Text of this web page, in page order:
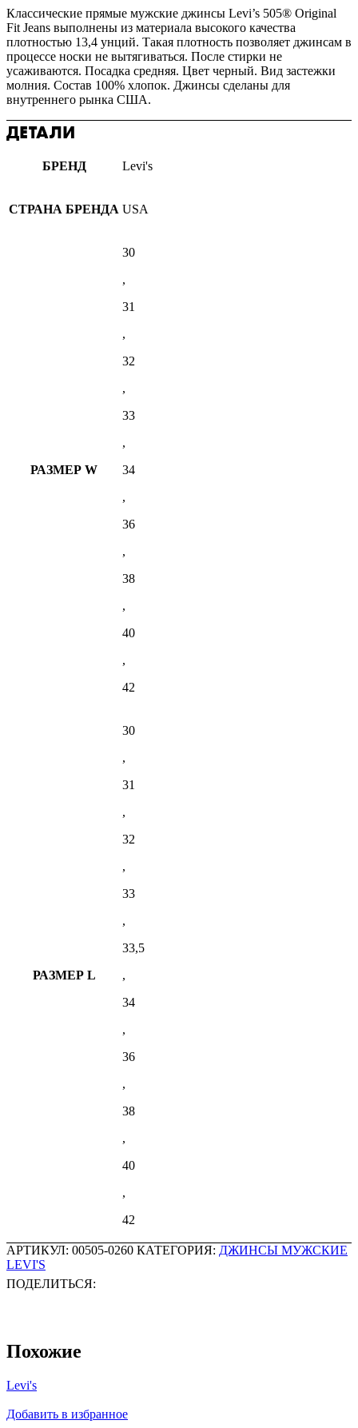
Классические прямые мужские джинсы Levi’s 505® Original
Fit Jeans выполнены из материала высокого качества
плотностью 13,4 унций. Такая плотность позволяет джинсам в
процессе носки не вытягиваться. После стирки не
усаживаются. Посадка средняя. Цвет черный. Вид застежки
молния. Состав 100% хлопок. Джинсы сделаны для
внутреннего рынка США.
ДЕТАЛИ
БРЕНД Levi's
СТРАНА БРЕНДА USA
РАЗМЕР W
30
,
31
,
32
,
33
,
34
,
36
,
38
,
40
,
42
РАЗМЕР L
30
,
31
,
32
,
33
,
33,5
,
34
,
36
,
38
,
40
,
42
АРТИКУЛ: 00505-0260 КАТЕГОРИЯ: ДЖИНСЫ МУЖСКИЕ
LEVI'S
ПОДЕЛИТЬСЯ:
Похожие
Levi's
Добавить в избранное